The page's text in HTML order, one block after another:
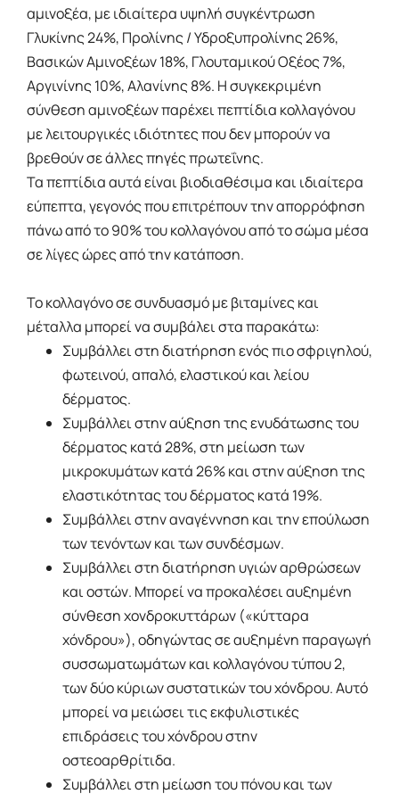
αμινοξέα, με ιδιαίτερα υψηλή συγκέντρωση
Γλυκίνης 24%, Προλίνης / Υδροξυπρολίνης 26%,
Βασικών Αμινοξέων 18%, Γλουταμικού Οξέος 7%,
Αργινίνης 10%, Αλανίνης 8%. Η συγκεκριμένη
σύνθεση αμινοξέων παρέχει πεπτίδια κολλαγόνου
με λειτουργικές ιδιότητες που δεν μπορούν να
βρεθούν σε άλλες πηγές πρωτεΐνης.
Τα πεπτίδια αυτά είναι βιοδιαθέσιμα και ιδιαίτερα
εύπεπτα, γεγονός που επιτρέπουν την απορρόφηση
πάνω από το 90% του κολλαγόνου από το σώμα μέσα
σε λίγες ώρες από την κατάποση.
Το κολλαγόνο σε συνδυασμό με βιταμίνες και
μέταλλα μπορεί να συμβάλει στα παρακάτω:
Συμβάλλει στη διατήρηση ενός πιο σφριγηλού,
φωτεινού, απαλό, ελαστικού και λείου
δέρματος.
Συμβάλλει στην αύξηση της ενυδάτωσης του
δέρματος κατά 28%, στη μείωση των
μικροκυμάτων κατά 26% και στην αύξηση της
ελαστικότητας του δέρματος κατά 19%.
Συμβάλλει στην αναγέννηση και την επούλωση
των τενόντων και των συνδέσμων.
Συμβάλλει στη διατήρηση υγιών αρθρώσεων
και οστών. Μπορεί να προκαλέσει αυξημένη
σύνθεση χονδροκυττάρων («κύτταρα
χόνδρου»), οδηγώντας σε αυξημένη παραγωγή
συσσωματωμάτων και κολλαγόνου τύπου 2,
των δύο κύριων συστατικών του χόνδρου. Αυτό
μπορεί να μειώσει τις εκφυλιστικές
επιδράσεις του χόνδρου στην
οστεοαρθρίτιδα.
Συμβάλλει στη μείωση του πόνου και των